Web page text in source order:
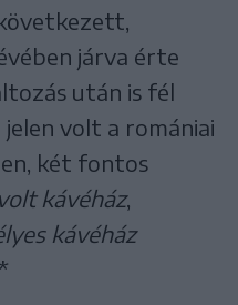
járva érte
után is fél
volt a romániai
két fontos
kávéház,
kávéház